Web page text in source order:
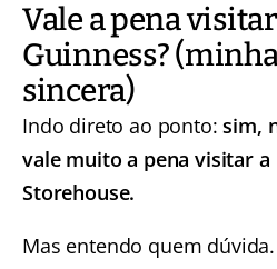
Vale a pena
Guinness?
sincera)
Indo direto ao ponto:sim,
vale muito a pena visitar a
Storehouse.
Mas entendo quem